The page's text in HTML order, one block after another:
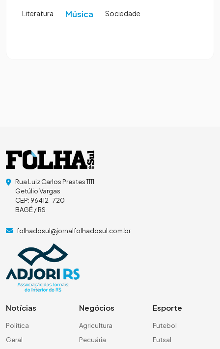
Literatura Música Sociedade
Rua Luiz Carlos Prestes 1111
Getúlio Vargas
CEP: 96412-720
BAGÉ / RS
folhadosul@jornalfolhadosul.com.br
Notícias
Política
Geral
Negócios
Agricultura
Pecuária
Esporte
Futebol
Futsal